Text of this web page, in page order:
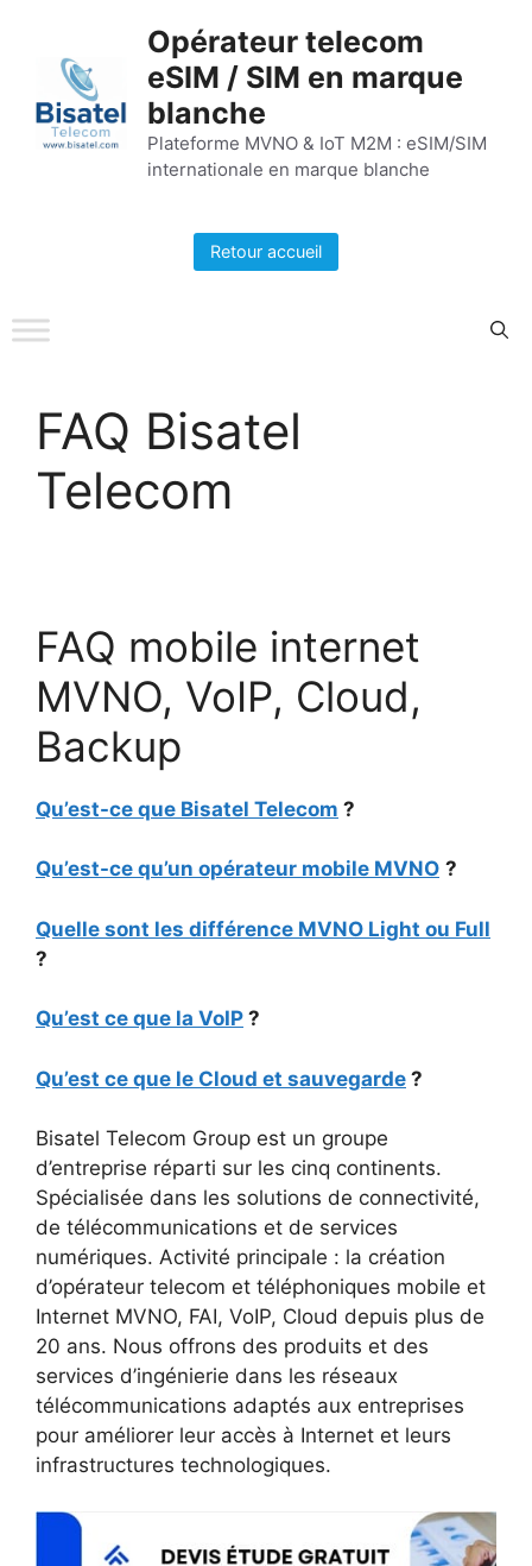
contenu
Opérateur telecom
eSIM / SIM en marque
blanche
Plateforme MVNO & IoT M2M : eSIM/SIM
internationale en marque blanche
Retour accueil
FAQ Bisatel
Telecom
FAQ mobile internet
MVNO, VoIP, Cloud,
Backup
Qu’est-ce que Bisatel Telecom ?
Qu’est-ce qu’un opérateur mobile MVNO ?
Quelle sont les différence MVNO Light ou Full
?
Qu’est ce que la VoIP ?
Qu’est ce que le Cloud et sauvegarde ?
Bisatel Telecom Group est un groupe
d’entreprise réparti sur les cinq continents.
Spécialisée dans les solutions de connectivité,
de télécommunications et de services
numériques. Activité principale : la création
d’opérateur telecom et téléphoniques mobile et
Internet MVNO, FAI, VoIP, Cloud depuis plus de
20 ans. Nous offrons des produits et des
services d’ingénierie dans les réseaux
télécommunications adaptés aux entreprises
pour améliorer leur accès à Internet et leurs
infrastructures technologiques.